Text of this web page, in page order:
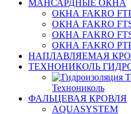
МАНСАРДНЫЕ ОКНА
ОКНА FAKRO
ОКНА FAKRO
ОКНА FAKRO
ОКНА FAKRO
НАПЛАВЛЯЕМАЯ
ТЕХНОНИКОЛЬ
Технониколь
ФАЛЬЦЕВАЯ КРОВЛЯ
AQUASYSTEM